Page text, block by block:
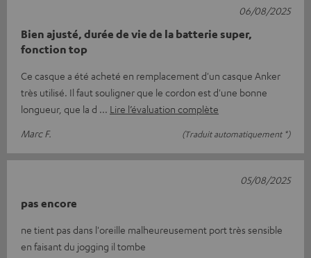
Bien ajusté, durée de vie de la batterie super,
fonction top
Ce casque a été acheté en remplacement d'un casque Anker
très utilisé. Il faut souligner que le cordon est d'une bonne
longueur, que la d
Lire l’évaluation complète
Marc F.
(Traduit automatiquement *)
06/08/2025
pas encore
ne tient pas dans l'oreille malheureusement port très sensible
en faisant du jogging il tombe
05/08/2025